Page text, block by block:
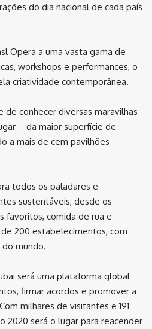
do dia nacional de cada país
Opera a uma vasta gama de
workshops e performances, o
criatividade contemporânea.
de conhecer diversas maravilhas
– da maior superfície de
a mais de cem pavilhões
todos os paladares e
sustentáveis, desde os
favoritos, comida de rua e
200 estabelecimentos, com
mundo.
será uma plataforma global
firmar acordos e promover a
milhares de visitantes e 191
2020 será o lugar para reacender